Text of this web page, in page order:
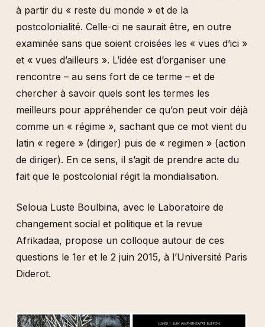
à partir du « reste du monde » et de la
postcolonialité. Celle-ci ne saurait être, en outre
examinée sans que soient croisées les « vues d’ici »
et « vues d’ailleurs ». L’idée est d’organiser une
rencontre – au sens fort de ce terme – et de
chercher à savoir quels sont les termes les
meilleurs pour appréhender ce qu’on peut voir déjà
comme un « régime », sachant que ce mot vient du
latin « regere » (diriger) puis de « regimen » (action
de diriger). En ce sens, il s’agit de prendre acte du
fait que le postcolonial régit la mondialisation.
Seloua Luste Boulbina, avec le Laboratoire de
changement social et politique et la revue
Afrikadaa, propose un colloque autour de ces
questions le 1er et le 2 juin 2015, à l’Université Paris
Diderot.